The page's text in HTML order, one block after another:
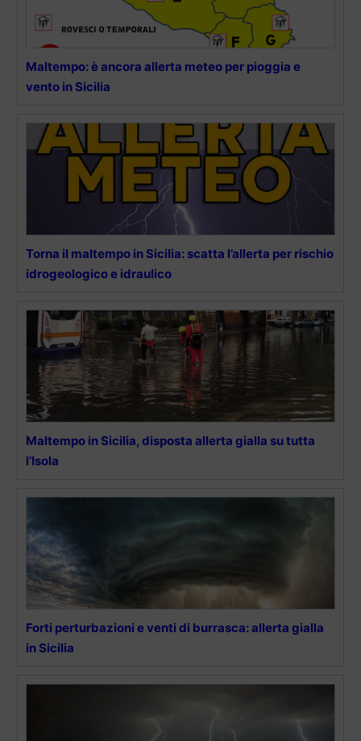
Maltempo: è ancora allerta meteo per pioggia e
vento in Sicilia
Torna il maltempo in Sicilia: scatta l’allerta per rischio
idrogeologico e idraulico
Maltempo in Sicilia, disposta allerta gialla su tutta
l’Isola
Forti perturbazioni e venti di burrasca: allerta gialla
in Sicilia